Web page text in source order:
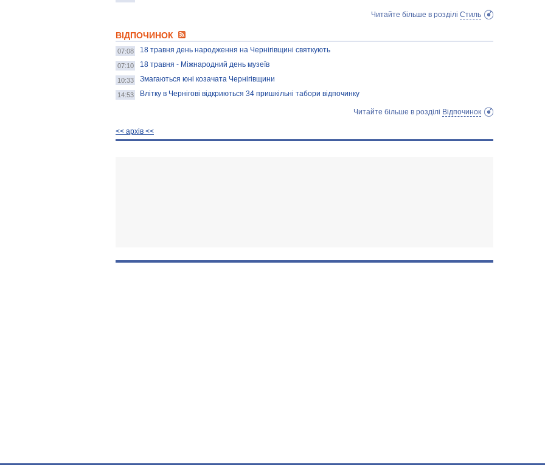
Читайте більше в розділі Стиль
ВІДПОЧИНОК
07:08 18 травня день народження на Чернігівщині святкують
07:10 18 травня - Міжнародний день музеїв
10:33 Змагаються юні козачата Чернігівщини
14:53 Влітку в Чернігові відкриються 34 пришкільні табори відпочинку
Читайте більше в розділі Відпочинок
<< архiв <<